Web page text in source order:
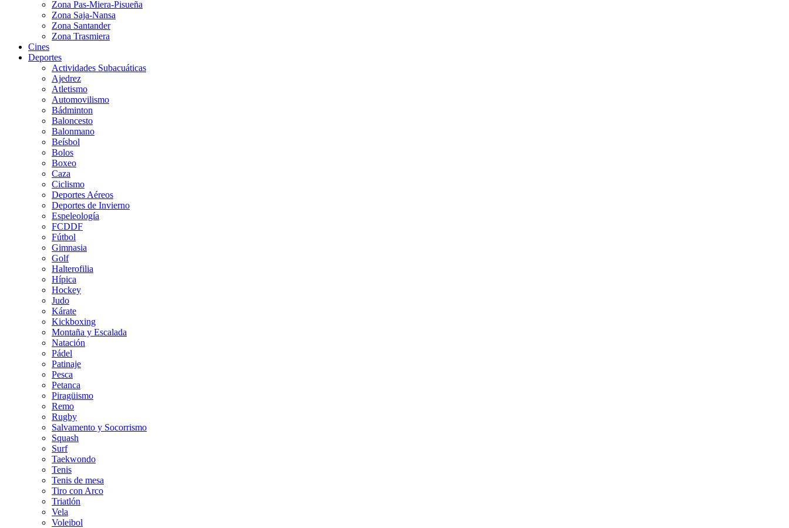
Zona Pas-Miera-Pisueña
Zona Saja-Nansa
Zona Santander
Zona Trasmiera
Cines
Deportes
Actividades Subacuáticas
Ajedrez
Atletismo
Automovilismo
Bádminton
Baloncesto
Balonmano
Beísbol
Bolos
Boxeo
Caza
Ciclismo
Deportes Aéreos
Deportes de Invierno
Espeleología
FCDDF
Fútbol
Gimnasia
Golf
Halterofilia
Hípica
Hockey
Judo
Kárate
Kickboxing
Montaña y Escalada
Natación
Pádel
Patinaje
Pesca
Petanca
Piragüismo
Remo
Rugby
Salvamento y Socorrismo
Squash
Surf
Taekwondo
Tenis
Tenis de mesa
Tiro con Arco
Triatlón
Vela
Voleibol